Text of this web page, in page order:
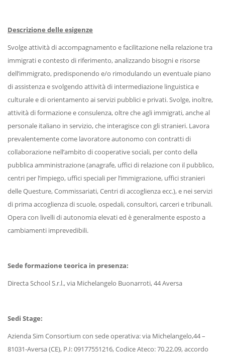
Descrizione delle esigenze
Svolge attività di accompagnamento e facilitazione nella relazione tra
immigrati e contesto di riferimento, analizzando bisogni e risorse
dell’immigrato, predisponendo e/o rimodulando un eventuale piano
di assistenza e svolgendo attività di intermediazione linguistica e
culturale e di orientamento ai servizi pubblici e privati. Svolge, inoltre,
attività di formazione e consulenza, oltre che agli immigrati, anche al
personale italiano in servizio, che interagisce con gli stranieri. Lavora
prevalentemente come lavoratore autonomo con contratti di
collaborazione nell’ambito di cooperative sociali, per conto della
pubblica amministrazione (anagrafe, uffici di relazione con il pubblico,
centri per l’impiego, uffici speciali per l’immigrazione, uffici stranieri
delle Questure, Commissariati, Centri di accoglienza ecc.), e nei servizi
di prima accoglienza di scuole, ospedali, consultori, carceri e tribunali.
Opera con livelli di autonomia elevati ed è generalmente esposto a
cambiamenti imprevedibili.
Sede formazione teorica in presenza:
Directa School S.r.l., via Michelangelo Buonarroti, 44 Aversa
Sedi Stage:
Azienda Sim Consortium con sede operativa: via Michelangelo,44 –
81031-Aversa (CE), P.I: 09177551216, Codice Ateco: 70.22.09, accordo